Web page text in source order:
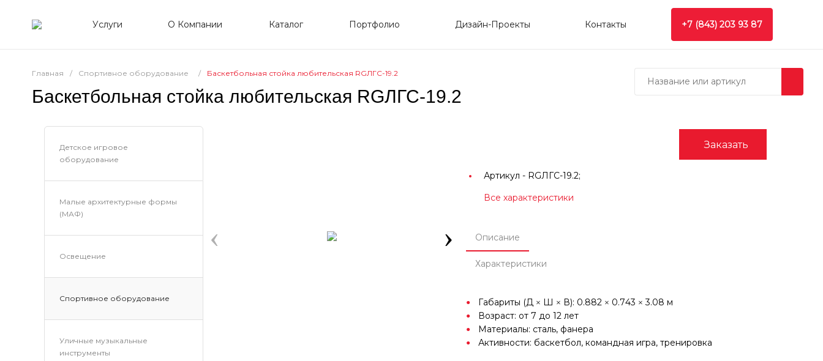
Услуги О Компании Каталог Портфолио Дизайн-Проекты Контакты +7 (843) 203 93 87
Главная / Спортивное оборудование / Баскетбольная стойка любительская RGЛГС-19.2
Баскетбольная стойка любительская RGЛГС-19.2
Детское игровое
оборудование
Малые архитектурные формы
(МАФ)
Освещение
Спортивное оборудование
Уличные музыкальные
инструменты
‹ ›
Заказать
Артикул - RGЛГС-19.2;
Все характеристики
Описание
Характеристики
Габариты (Д × Ш × В): 0.882 × 0.743 × 3.08 м
Возраст: от 7 до 12 лет
Материалы: сталь, фанера
Активности: баскетбол, командная игра, тренировка